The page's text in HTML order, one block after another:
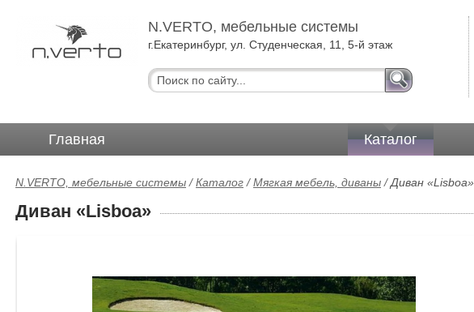
N.VERTO, мебельные системы
г.Екатеринбург, ул. Студенческая, 11, 5-й этаж
Главная Каталог
N.VERTO, мебельные системы /Каталог /Мягкая мебель, диваны /Диван «Lisboa»
Диван «Lisboa»